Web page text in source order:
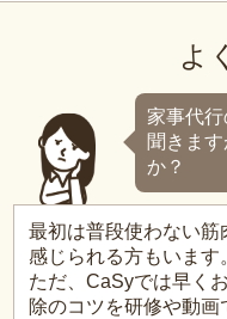
よ
家事代
聞きま
か？
最初は普段使わない
感じられる方もいます
ただ、CaSyでは早く
除のコツを研修や動画